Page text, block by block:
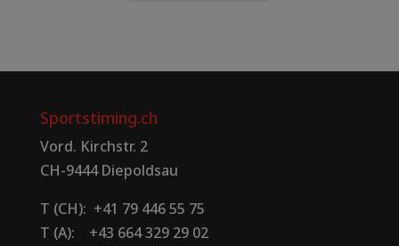
Sportstiming.ch
Vord. Kirchstr. 2
CH-9444 Diepoldsau
T (CH): +41 79 446 55 75
T (A): +43 664 329 29 02